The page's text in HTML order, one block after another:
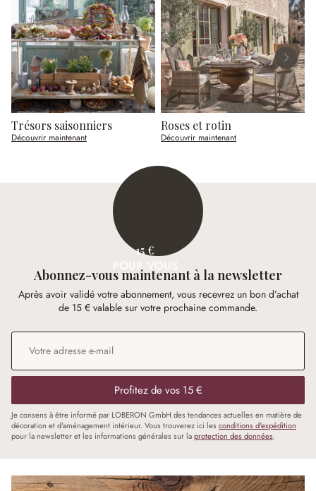
Trésors saisonniers
Découvrir maintenant
Roses et rotin
Découvrir maintenant
15 €
POUR VOUS
Abonnez-vous maintenant à la newsletter
Après avoir validé votre abonnement, vous recevrez un bon d’achat
de 15 € valable sur votre prochaine commande.
Adresse e-mail
Profitez de vos 15 €
Je consens à être informé par LOBERON GmbH des tendances actuelles en matière de
décoration et d'aménagement intérieur. Vous trouverez ici les conditions d'expédition
pour la newsletter et les informations générales sur laprotection des données.